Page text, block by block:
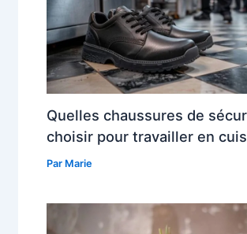
Quelles chaussures de
choisir pour travailler en
Par Marie